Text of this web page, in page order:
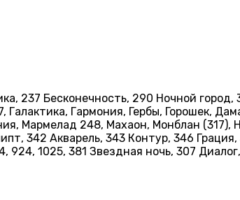
237 Бесконечность, 290 Ночной
Гармония, Гербы, Горошек,
Мармелад 248, Махаон, Монблан (317),
342 Акварель, 343 Контур, 346
924, 1025, 381 Звездная ночь, 307